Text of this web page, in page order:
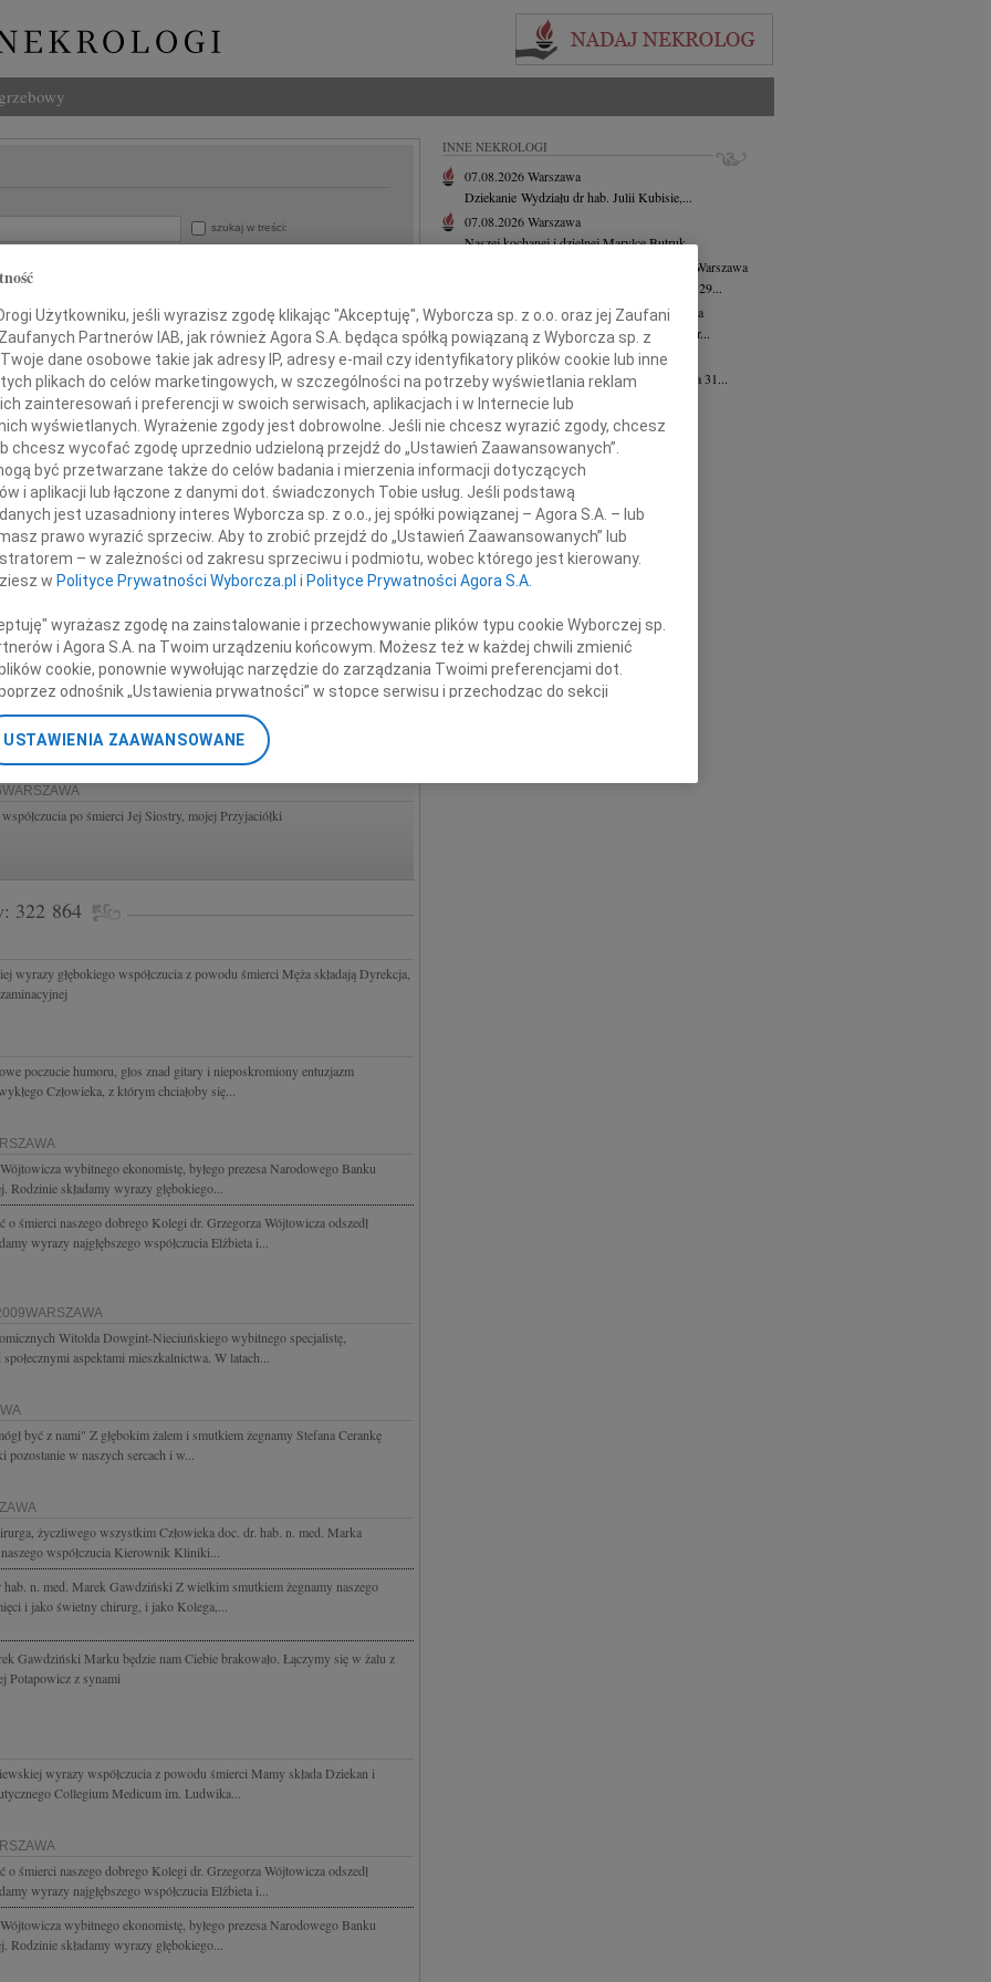
szukaj w treści:
do:
o odejściu prof. dr hab. Jana Pacławskiego profesora zwyczajnego nauk
w Kielcach, wybitnego historyka...
Smolarka wyrazy współczucia Rodzinie składają Hanna i Paweł Posadzy
31 lipca 2026 roku, w wieku 82 lat, zmarł Prof. Marek Pliszkiewicz Wybitny
pracy, prawa europejskiego...
po śmierci Jej Siostry, mojej Przyjaciółki
322 864
wyrazy głębokiego współczucia z powodu śmierci Męża składają Dyrekcja,
poczucie humoru, głos znad gitary i nieposkromiony entuzjazm
Człowieka, z którym chciałoby się...
wybitnego ekonomistę, byłego prezesa Narodowego Banku
składamy wyrazy głębokiego...
śmierci naszego dobrego Kolegi dr. Grzegorza Wójtowicza odszedł
wyrazy najgłębszego współczucia Elżbieta i...
Witolda Dowgint-Nieciuńskiego wybitnego specjalistę,
aspektami mieszkalnictwa. W latach...
być z nami" Z głębokim żalem i smutkiem żegnamy Stefana Cerankę
w naszych sercach i w...
życzliwego wszystkim Człowieka doc. dr. hab. n. med. Marka
współczucia Kierownik Kliniki...
n. med. Marek Gawdziński Z wielkim smutkiem żegnamy naszego
i jako świetny chirurg, i jako Kolega,...
Gawdziński Marku będzie nam Ciebie brakowało. Łączymy się w żalu z
Potapowicz z synami
wyrazy współczucia z powodu śmierci Mamy składa Dziekan i
Collegium Medicum im. Ludwika...
śmierci naszego dobrego Kolegi dr. Grzegorza Wójtowicza odszedł
wyrazy najgłębszego współczucia Elżbieta i...
wybitnego ekonomistę, byłego prezesa Narodowego Banku
składamy wyrazy głębokiego...
INNE NEKROLOGI
07.08.2026Warszawa
Dziekanie Wydziału dr hab. Julii Kubisie,...
07.08.2026Warszawa
Naszej kochanej i dzielnej Marylce Butruk...
Warszawa
Z wielkim żalem przyjęliśmy wiadomość, że 29...
Małgorzata Kościelska 07.08.2026Warszawa
W dniu 3 sierpnia 2026 roku zmarła Profesor...
Marek Pliszkiewicz07.08.2026 cała Polska
Z głębokim smutkiem zawiadamiamy, że dnia 31...
+ więcej
Użytkowniku, jeśli wyrazisz zgodę klikając "Akceptuję", Wyborcza sp. z o.o. oraz jej Zaufani
] Zaufanych Partnerów IAB, jak również Agora S.A. będąca spółką powiązaną z Wyborcza sp. z
dane osobowe takie jak adresy IP, adresy e-mail czy identyfikatory plików cookie lub inne
plikach do celów marketingowych, w szczególności na potrzeby wyświetlania reklam
zainteresowań i preferencji w swoich serwisach, aplikacjach i w Internecie lub
wyświetlanych. Wyrażenie zgody jest dobrowolne. Jeśli nie chcesz wyrazić zgody, chcesz
chcesz wycofać zgodę uprzednio udzieloną przejdź do „Ustawień Zaawansowanych”.
być przetwarzane także do celów badania i mierzenia informacji dotyczących
i aplikacji lub łączone z danymi dot. świadczonych Tobie usług. Jeśli podstawą
jest uzasadniony interes Wyborcza sp. z o.o., jej spółki powiązanej – Agora S.A. – lub
prawo wyrazić sprzeciw. Aby to zrobić przejdź do „Ustawień Zaawansowanych” lub
– w zależności od zakresu sprzeciwu i podmiotu, wobec którego jest kierowany.
w Polityce Prywatności Wyborcza.pl i Polityce Prywatności Agora S.A.
wyrażasz zgodę na zainstalowanie i przechowywanie plików typu cookie Wyborczej sp.
i Agora S.A. na Twoim urządzeniu końcowym. Możesz też w każdej chwili zmienić
cookie, ponownie wywołując narzędzie do zarządzania Twoimi preferencjami dot.
odnośnik „Ustawienia prywatności” w stopce serwisu i przechodząc do sekcji
Zmiana ustawień plików cookie możliwa jest także za pomocą ustawień przeglądarki.
i Agora S.A. możemy przetwarzać dane osobowe w następujących celach:
Aktywne skanowanie charakterystyki urządzenia do celów identyfikacji.
i ulepszanie usług. Lista Zaufanych Partnerów
USTAWIENIA ZAAWANSOWANE